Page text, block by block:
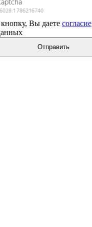
Вы даете согласие
Отправить